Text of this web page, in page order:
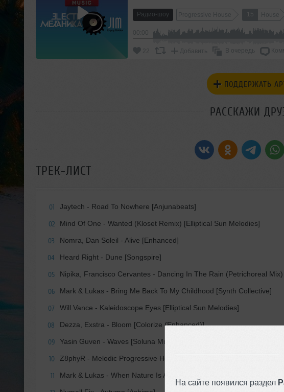
На сайте появился раздел
Радио-шоу Progressive House 15 House
22 Добавить В очередь
ПОДДЕРЖАТЬ
РАССКАЖИ
ТРЕК-ЛИСТ
01 Jaytech - Road To Nowhere [Anjunabeats]
02 Mind Of One - Wanted (Kloset Remix) [Elliptical Sun Melodies]
03 Nomra, Dan Soleil - Alive [Enhanced]
04 Heard Right - Dune [Songspire]
05 Nipika, Francisco Cervantes - Dancing In The Rain (Petrichoreal
06 Mark & Lukas - Bring Me Back To My Childhood [Synth Collective]
07 Will Vance - Kaleidoscope Eyes [Elliptical Sun Melodies]
08 Dezza, Exstra - Bloom [Colorize (Enhanced)]
09 Yasin Guven - Waves [Soluna Music]
10 Z8phyR - Melodic Progressive House (Fernando Capalbi Remix)
11 Mark & Lukas - When Nature Is Awakening [Synth Collective]